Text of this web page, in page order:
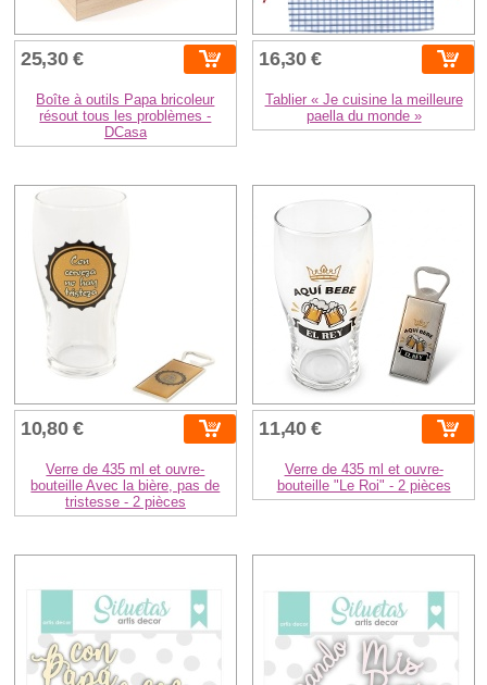
25,30 €
Boîte à outils Papa bricoleur
résout tous les problèmes -
DCasa
16,30 €
Tablier « Je cuisine la meilleure
paella du monde »
10,80 €
Verre de 435 ml et ouvre-
bouteille Avec la bière, pas de
tristesse - 2 pièces
11,40 €
Verre de 435 ml et ouvre-
bouteille "Le Roi" - 2 pièces